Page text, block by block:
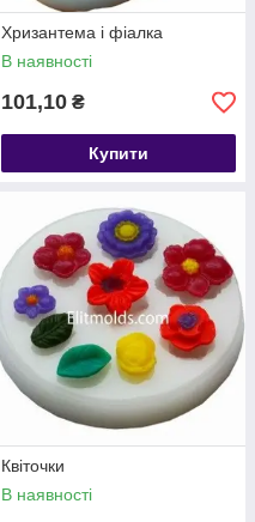
Хризантема і фіалка
В наявності
101,10 ₴
Купити
Квіточки
В наявності